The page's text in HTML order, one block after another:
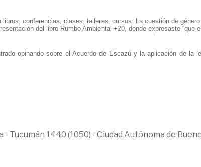
conferencias, clases, talleres, cursos. La cuestión de
del libro Rumbo Ambiental +20, donde expresaste “que
opinando sobre el Acuerdo de Escazú y la aplicación de
Tucumán 1440 (1050) - Ciudad Autónoma de